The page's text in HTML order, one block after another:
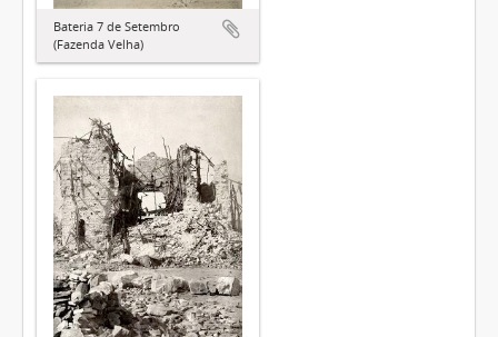
Bateria 7 de Setembro
(Fazenda Velha)